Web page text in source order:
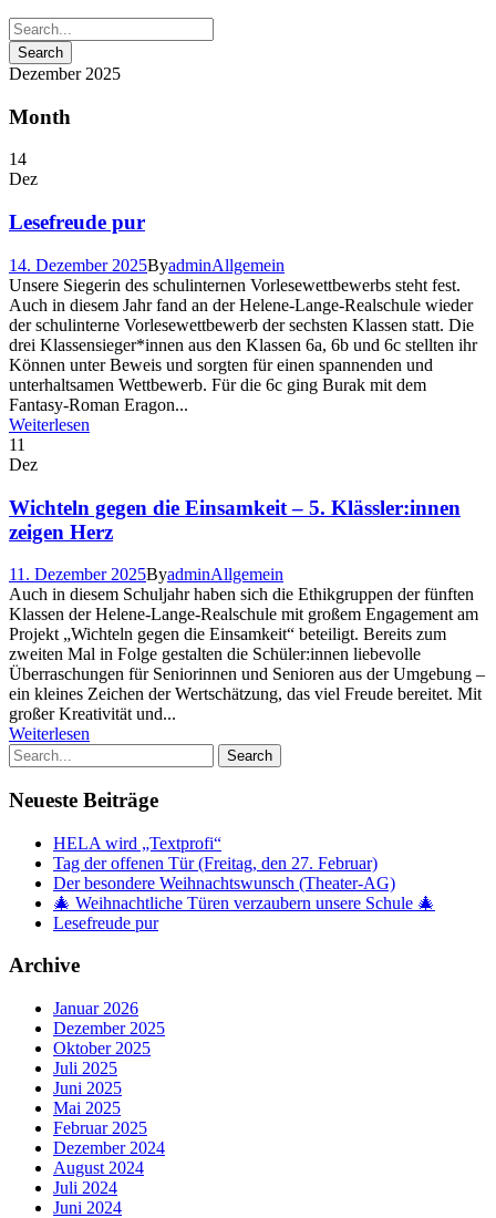
Dezember 2025
Month
14
Dez
Lesefreude pur
14. Dezember 2025ByadminAllgemein
Unsere Siegerin des schulinternen Vorlesewettbewerbs steht fest.
Auch in diesem Jahr fand an der Helene-Lange-Realschule wieder
der schulinterne Vorlesewettbewerb der sechsten Klassen statt. Die
drei Klassensieger*innen aus den Klassen 6a, 6b und 6c stellten ihr
Können unter Beweis und sorgten für einen spannenden und
unterhaltsamen Wettbewerb. Für die 6c ging Burak mit dem
Fantasy-Roman Eragon...
Weiterlesen
11
Dez
Wichteln gegen die Einsamkeit – 5. Klässler:innen
zeigen Herz
11. Dezember 2025ByadminAllgemein
Auch in diesem Schuljahr haben sich die Ethikgruppen der fünften
Klassen der Helene-Lange-Realschule mit großem Engagement am
Projekt „Wichteln gegen die Einsamkeit“ beteiligt. Bereits zum
zweiten Mal in Folge gestalten die Schüler:innen liebevolle
Überraschungen für Seniorinnen und Senioren aus der Umgebung –
ein kleines Zeichen der Wertschätzung, das viel Freude bereitet. Mit
großer Kreativität und...
Weiterlesen
Neueste Beiträge
HELA wird „Textprofi“
Tag der offenen Tür (Freitag, den 27. Februar)
Der besondere Weihnachtswunsch (Theater-AG)
🎄 Weihnachtliche Türen verzaubern unsere Schule 🎄
Lesefreude pur
Archive
Januar 2026
Dezember 2025
Oktober 2025
Juli 2025
Juni 2025
Mai 2025
Februar 2025
Dezember 2024
August 2024
Juli 2024
Juni 2024